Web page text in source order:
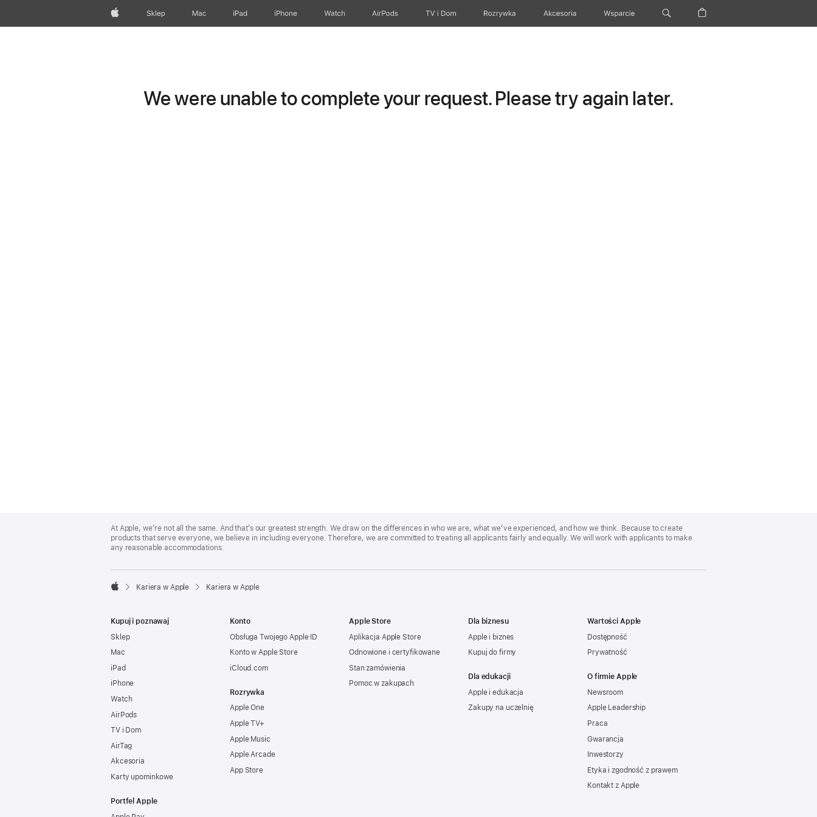
Apple Sklep Mac iPad iPhone Watch AirPods TV i Dom Rozrywka Akcesoria Wsparcie
We were unable to complete your request. Please try again later.
Footer
At Apple, we’re not all the same. And that’s our greatest strength. We draw on the differences in who we are, what we’ve experienced, and how we think. Because to create
products that serve everyone, we believe in including everyone. Therefore, we are committed to treating all applicants fairly and equally. We will work with applicants to make
any reasonable accommodations.

Kariera w Apple Kariera w Apple
Kupuj i poznawaj
Sklep
Mac
iPad
iPhone
Watch
AirPods
TV i Dom
AirTag
Akcesoria
Karty upominkowe
Portfel Apple
Konto
Obsługa Twojego Apple ID
Konto w Apple Store
iCloud.com
Rozrywka
Apple One
Apple TV+
Apple Music
Apple Arcade
App Store
Apple Store
Aplikacja Apple Store
Odnowione i certyfikowane
Stan zamówienia
Pomoc w zakupach
Dla biznesu
Apple i biznes
Kupuj do firmy
Dla edukacji
Apple i edukacja
Zakupy na uczelnię
Wartości Apple
Dostępność
Prywatność
O firmie Apple
Newsroom
Apple Leadership
Praca
Gwarancja
Inwestorzy
Etyka i zgodność z prawem
Kontakt z Apple